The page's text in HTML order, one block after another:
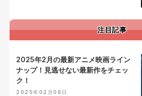
注目記事
2025年2月の最新アニメ映画ライン
ナップ！見逃せない最新作をチェッ
ク！
2025年02月06日